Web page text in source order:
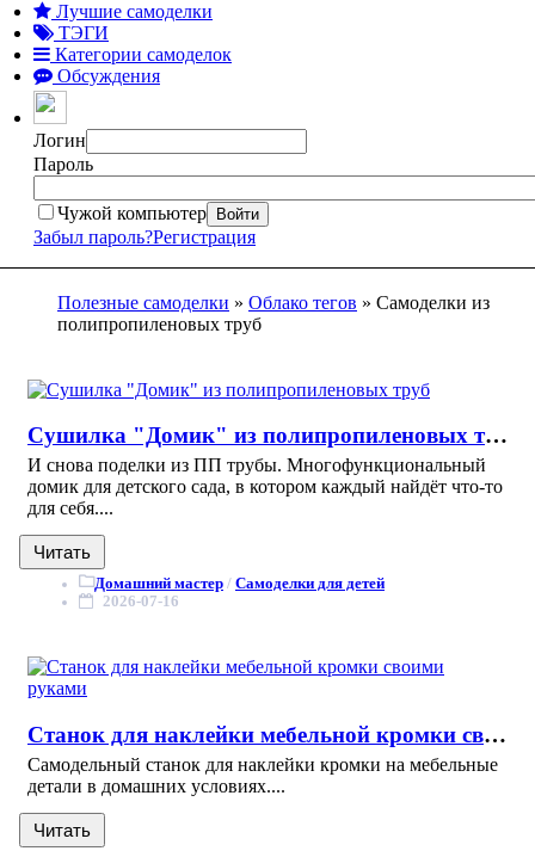
Лучшие самоделки
ТЭГИ
Категории самоделок
Обсуждения
Логин
Пароль
Чужой компьютер Войти
Забыл пароль?Регистрация
Полезные самоделки » Облако тегов » Самоделки из
полипропиленовых труб
Сушилка "Домик" из полипропиленовых труб
И снова поделки из ПП трубы. Многофункциональный
домик для детского сада, в котором каждый найдёт что-то
для себя....
Читать
Домашний мастер / Самоделки для детей
2026-07-16
Станок для наклейки мебельной кромки своими руками
Самодельный станок для наклейки кромки на мебельные
детали в домашних условиях....
Читать